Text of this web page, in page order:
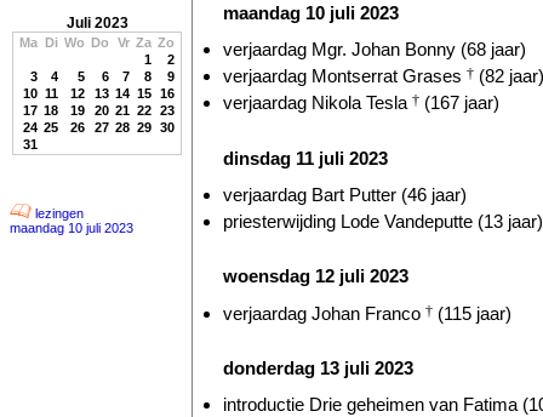
Juli 2023
Ma Di Wo Do Vr Za Zo
1
2
3
4 5 6 7 8
9
10 11 12 13 14 15 16
17 18 19 20 21 22 23
24 25 26 27 28 29 30
31
lezingen
maandag 10 juli 2023
maandag 10 juli 2023
verjaardag Mgr. Johan Bonny (68 jaar)
verjaardag Montserrat Grases † (82 jaar)
verjaardag Nikola Tesla † (167 jaar)
dinsdag 11 juli 2023
verjaardag Bart Putter (46 jaar)
priesterwijding Lode Vandeputte (13 jaar)
woensdag 12 juli 2023
verjaardag Johan Franco † (115 jaar)
donderdag 13 juli 2023
introductie Drie geheimen van Fatima